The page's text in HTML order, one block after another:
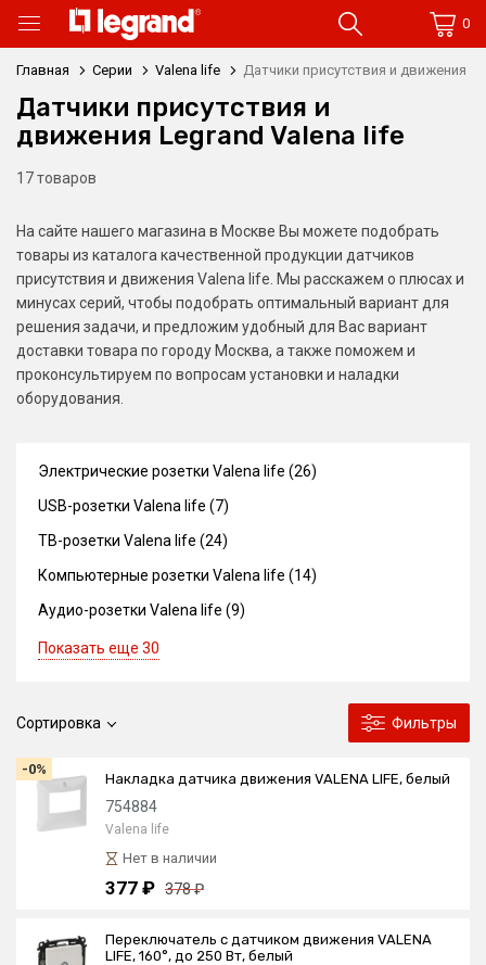
0
Главная Серии Valena life Датчики присутствия и движения
Датчики присутствия и
движения Legrand Valena life
17 товаров
На сайте нашего магазина в Москве Вы можете подобрать
товары из каталога качественной продукции датчиков
присутствия и движения Valena life. Мы расскажем о плюсах и
минусах серий, чтобы подобрать оптимальный вариант для
решения задачи, и предложим удобный для Вас вариант
доставки товара по городу Москва, а также поможем и
проконсультируем по вопросам установки и наладки
оборудования.
Сортировка Фильтры
-0%
Накладка датчика движения VALENA LIFE, белый
754884
Valena life
Нет в наличии
377 ₽ 378 ₽
Переключатель с датчиком движения VALENA
LIFE, 160°, до 250 Вт, белый
Электрические розетки Valena life (26)
USB-розетки Valena life (7)
ТВ-розетки Valena life (24)
Компьютерные розетки Valena life (14)
Аудио-розетки Valena life (9)
Показать еще 30